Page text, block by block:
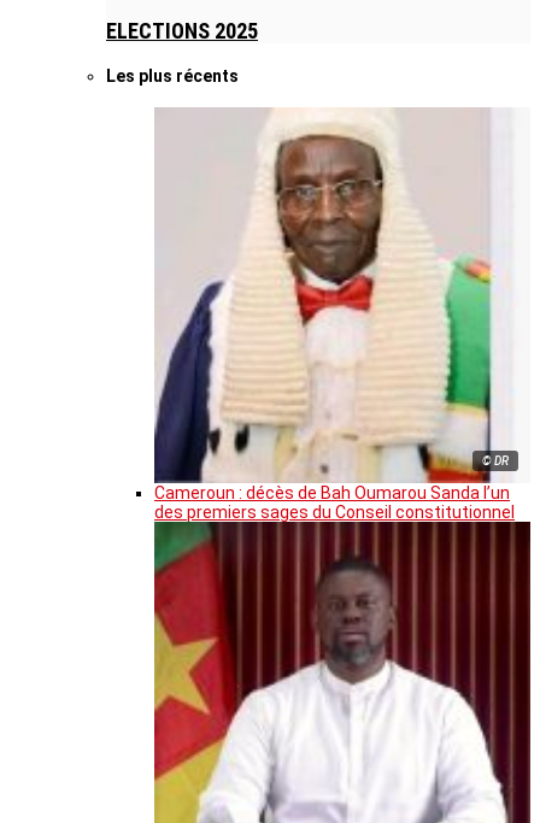
ELECTIONS 2025
Les plus récents
© DR
Cameroun : décès de Bah Oumarou Sanda l’un
des premiers sages du Conseil constitutionnel